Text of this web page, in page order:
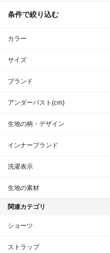
条件で絞り込む
カラー
サイズ
ブランド
アンダーバスト(cm)
生地の柄・デザイン
インナーブランド
洗濯表示
生地の素材
関連カテゴリ
ショーツ
ストラップ